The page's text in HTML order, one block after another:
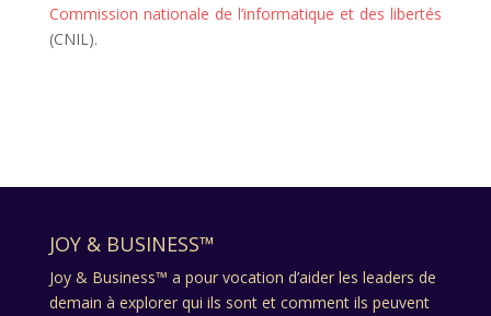
Commission nationale de l’informatique et des libertés
(CNIL).
JOY & BUSINESS™
Joy & Business™ a pour vocation d’aider les leaders de
demain à explorer qui ils sont et comment ils peuvent